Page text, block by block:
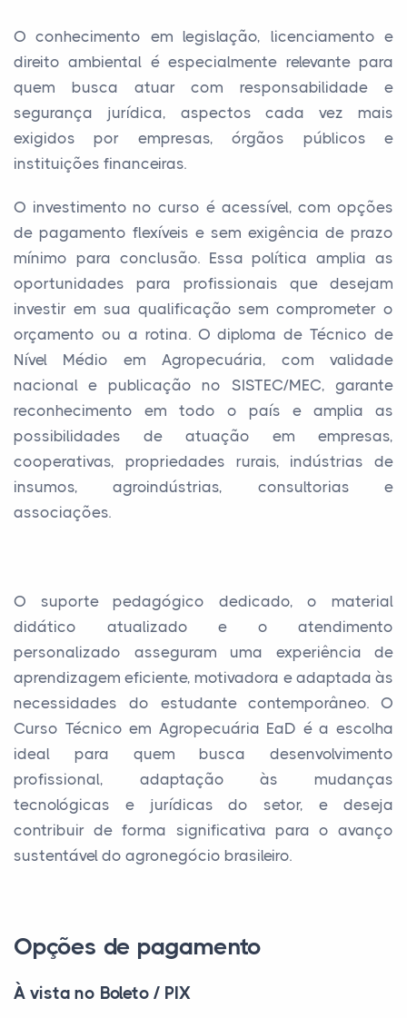
O conhecimento em legislação, licenciamento e
direito ambiental é especialmente relevante para
quem busca atuar com responsabilidade e
segurança jurídica, aspectos cada vez mais
exigidos por empresas, órgãos públicos e
instituições financeiras.
O investimento no curso é acessível, com opções
de pagamento flexíveis e sem exigência de prazo
mínimo para conclusão. Essa política amplia as
oportunidades para profissionais que desejam
investir em sua qualificação sem comprometer o
orçamento ou a rotina. O diploma de Técnico de
Nível Médio em Agropecuária, com validade
nacional e publicação no SISTEC/MEC, garante
reconhecimento em todo o país e amplia as
possibilidades de atuação em empresas,
cooperativas, propriedades rurais, indústrias de
insumos, agroindústrias, consultorias e
associações.
O suporte pedagógico dedicado, o material
didático atualizado e o atendimento
personalizado asseguram uma experiência de
aprendizagem eficiente, motivadora e adaptada às
necessidades do estudante contemporâneo. O
Curso Técnico em Agropecuária EaD é a escolha
ideal para quem busca desenvolvimento
profissional, adaptação às mudanças
tecnológicas e jurídicas do setor, e deseja
contribuir de forma significativa para o avanço
sustentável do agronegócio brasileiro.
Opções de pagamento
À vista no Boleto / PIX